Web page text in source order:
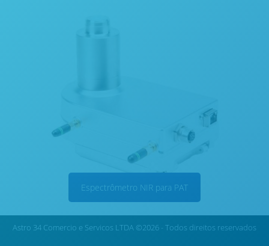
Espectrômetro NIR para PAT
Astro 34 Comercio e Servicos LTDA ©2026 - Todos direitos reservados